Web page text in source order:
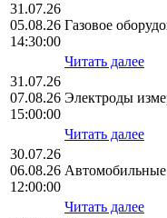
31.07.26
05.08.26
14:30:00
Газовое
Читать далее
31.07.26
07.08.26
15:00:00
Электроды
Читать далее
30.07.26
06.08.26
12:00:00
Автомобильные
Читать далее